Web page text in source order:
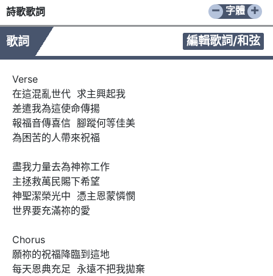
詩歌歌詞 − +
字體
歌詞 編輯歌詞/和弦
Verse
在這混亂世代  求主興起我
差遣我為這使命傳揚
報福音傳喜信  腳蹤何等佳美
為困苦的人帶來祝福
盡我力量去為神祢工作
主拯救萬民賜下希望
神聖潔榮光中  憑主恩蒙憐憫
世界要充滿祢的愛
Chorus
願祢的祝福降臨到這地
每天恩典充足  永遠不把我拋棄